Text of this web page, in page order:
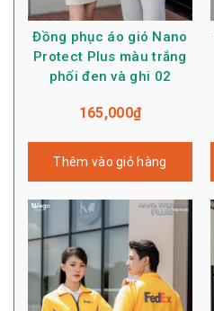
Đồng phục áo gió Nano
Protect Plus màu trắng
phối đen và ghi 02
165,000₫
Thêm vào giỏ hàng